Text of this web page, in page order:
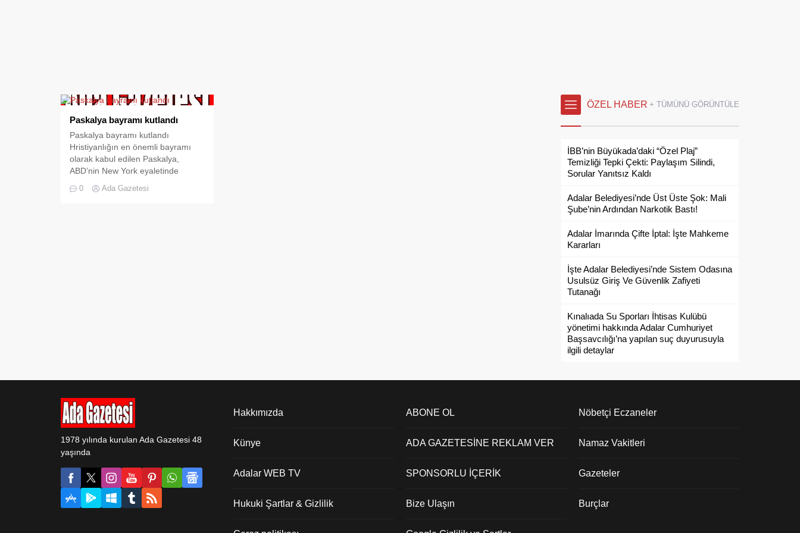
Paskalya bayramı kutlandı
Paskalya bayramı kutlandı
Hristiyanlığın en önemli bayramı
olarak kabul edilen Paskalya,
ABD’nin New York eyaletinde
en önemli bayramı olarak kabul
0 Ada Gazetesi
ÖZEL HABER + TÜMÜNÜ GÖRÜNTÜLE
İBB’nin Büyükada’daki “Özel Plaj”
Temizliği Tepki Çekti: Paylaşım Silindi,
Sorular Yanıtsız Kaldı
Adalar Belediyesi’nde Üst Üste Şok: Mali
Şube’nin Ardından Narkotik Bastı!
Adalar İmarında Çifte İptal: İşte Mahkeme
Kararları
İşte Adalar Belediyesi’nde Sistem Odasına
Usulsüz Giriş Ve Güvenlik Zafiyeti
Tutanağı
Kınalıada Su Sporları İhtisas Kulübü
yönetimi hakkında Adalar Cumhuriyet
Başsavcılığı’na yapılan suç duyurusuyla
ilgili detaylar
1978 yılında kurulan Ada Gazetesi 48
yaşında
Hakkımızda
Künye
Adalar WEB TV
Hukuki Şartlar & Gizlilik
ABONE OL
ADA GAZETESİNE REKLAM VER
SPONSORLU İÇERİK
Bize Ulaşın
Nöbetçi Eczaneler
Namaz Vakitleri
Gazeteler
Burçlar